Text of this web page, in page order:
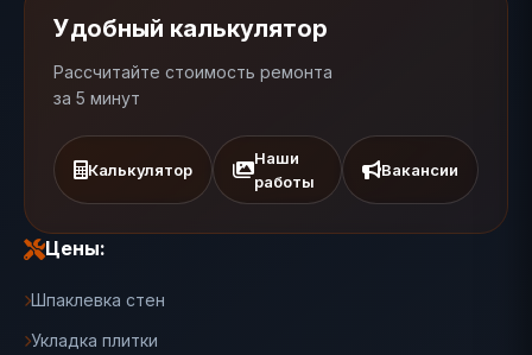
Удобный калькулятор
Рассчитайте стоимость ремонта
за 5 минут
Калькулятор
Наши
работы
Вакансии
Цены:
Шпаклевка стен
Укладка плитки